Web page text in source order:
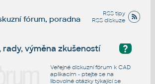
RSS tipy
RSS diskuze
fórum, poradna
?
rady, výměna zkušeností
Veřejné diskuzní fórum k CAD
aplikacím - ptejte se na
libovolné otázky týkající se